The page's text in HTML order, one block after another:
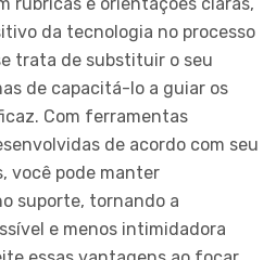
rubricas e orientações claras,
da tecnologia no processo
trata de substituir o seu
de capacitá-lo a guiar os
Com ferramentas
de acordo com seu
você pode manter
suporte, tornando a
e menos intimidadora